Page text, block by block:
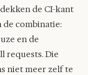
de CI-kant
de combinatie:
en de
requests. Die
niet meer zelf te